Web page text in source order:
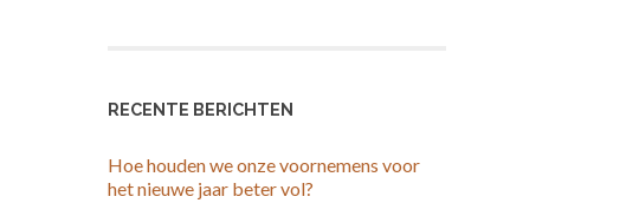
RECENTE BERICHTEN
Hoe houden we onze voornemens voor
het nieuwe jaar beter vol?